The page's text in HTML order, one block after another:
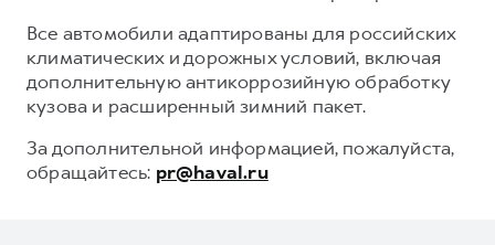
Все автомобили адаптированы для российских
климатических и дорожных условий, включая
дополнительную антикоррозийную обработку
кузова и расширенный зимний пакет.
За дополнительной информацией, пожалуйста,
обращайтесь: pr@haval.ru